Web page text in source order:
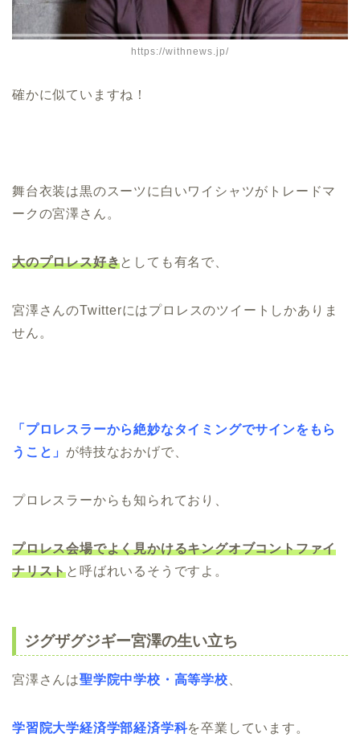
https://withnews.jp/
確かに似ていますね！
舞台衣装は黒のスーツに白いワイシャツがトレードマ
ークの宮澤さん。
大のプロレス好きとしても有名で、
宮澤さんのTwitterにはプロレスのツイートしかありま
せん。
「プロレスラーから絶妙なタイミングでサインをもら
うこと」 が特技なおかげで、
プロレスラーからも知られており、
プロレス会場でよく見かけるキングオブコントファイ
ナリストと呼ばれいるそうですよ。
ジグザグジギー宮澤の生い立ち
宮澤さんは聖学院中学校・高等学校
学習院大学経済学部経済学科を卒業しています。